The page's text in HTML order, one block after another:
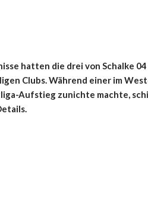
hatten die drei von Schalke
Clubs. Während einer im
Aufstieg zunichte machte,